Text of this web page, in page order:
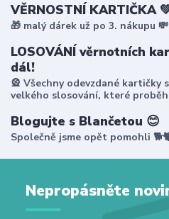
VĚRNOSTNÍ KARTIČKA
🎁 malý dárek už po 3. nákupu
LOSOVÁNÍ věrnotních
dál!
🎡 Všechny odevzdané kartičky
velkého slosování, které
Blogujte s Blančetou 😊
Společně jsme opět pomohli
Nepropásněte